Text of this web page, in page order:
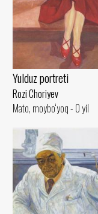
Yulduz portreti
Rozi Choriyev
Mato, moybo‘yoq - 0 yil